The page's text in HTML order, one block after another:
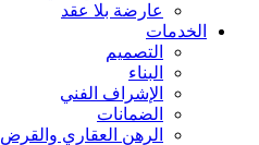
عارضة بلا عقد
الخدمات
التصميم
البناء
الإشراف الفني
الضمانات
الرهن العقاري والقرض